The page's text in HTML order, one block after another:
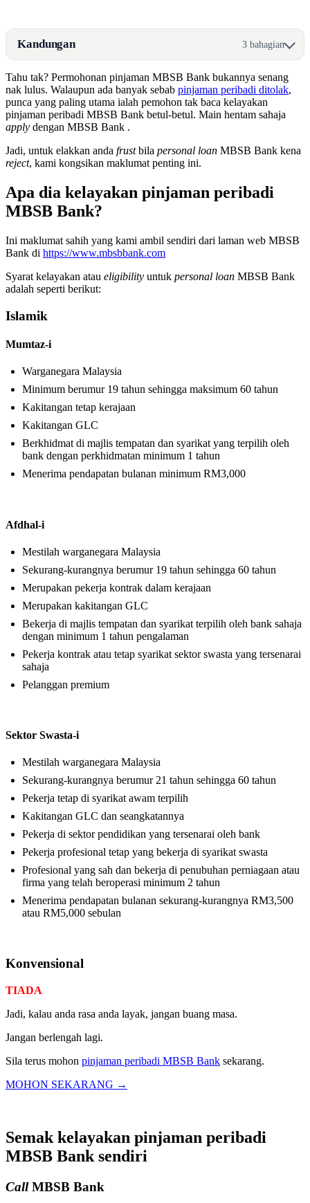
Kandungan 3 bahagian
Tahu tak? Permohonan pinjaman MBSB Bank bukannya senang
nak lulus. Walaupun ada banyak sebab pinjaman peribadi ditolak,
punca yang paling utama ialah pemohon tak baca kelayakan
pinjaman peribadi MBSB Bank betul-betul. Main hentam sahaja
apply dengan MBSB Bank .
Jadi, untuk elakkan anda frustbila personal loan MBSB Bank kena
reject, kami kongsikan maklumat penting ini.
Apa dia kelayakan pinjaman peribadi
MBSB Bank?
Ini maklumat sahih yang kami ambil sendiri dari laman web MBSB
Bank di https://www.mbsbbank.com
Syarat kelayakan atau eligibility untuk personal loan MBSB Bank
adalah seperti berikut:
Islamik
Mumtaz-i
Warganegara Malaysia
Minimum berumur 19 tahun sehingga maksimum 60 tahun
Kakitangan tetap kerajaan
Kakitangan GLC
Berkhidmat di majlis tempatan dan syarikat yang terpilih oleh
bank dengan perkhidmatan minimum 1 tahun
Menerima pendapatan bulanan minimum RM3,000
Afdhal-i
Mestilah warganegara Malaysia
Sekurang-kurangnya berumur 19 tahun sehingga 60 tahun
Merupakan pekerja kontrak dalam kerajaan
Merupakan kakitangan GLC
Bekerja di majlis tempatan dan syarikat terpilih oleh bank sahaja
dengan minimum 1 tahun pengalaman
Pekerja kontrak atau tetap syarikat sektor swasta yang tersenarai
sahaja
Pelanggan premium
Sektor Swasta-i
Mestilah warganegara Malaysia
Sekurang-kurangnya berumur 21 tahun sehingga 60 tahun
Pekerja tetap di syarikat awam terpilih
Kakitangan GLC dan seangkatannya
Pekerja di sektor pendidikan yang tersenarai oleh bank
Pekerja profesional tetap yang bekerja di syarikat swasta
Profesional yang sah dan bekerja di penubuhan perniagaan atau
firma yang telah beroperasi minimum 2 tahun
Menerima pendapatan bulanan sekurang-kurangnya RM3,500
atau RM5,000 sebulan
Konvensional
TIADA
Jadi, kalau anda rasa anda layak, jangan buang masa.
Jangan berlengah lagi.
Sila terus mohon pinjaman peribadi MBSB Bank sekarang.
MOHON SEKARANG →
Semak kelayakan pinjaman peribadi
MBSB Bank sendiri
CallMBSB Bank